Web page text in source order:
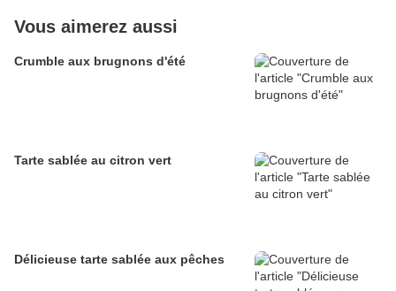
Vous aimerez aussi
Crumble aux brugnons d'été
Tarte sablée au citron vert
Délicieuse tarte sablée aux pêches